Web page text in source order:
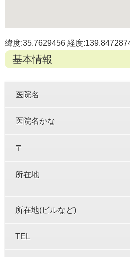
緯度:35.7629456 経度
基本情報
医院名
医院名かな
〒
所在地
所在地(ビルなど)
TEL